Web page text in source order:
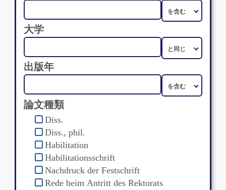
大学
出版年
論文種類
Diss.
Diss., phil.
Habilitation
Habilitationsschrift
Nachdruck der Festschrift
Rede beim Antritt des Rektorats